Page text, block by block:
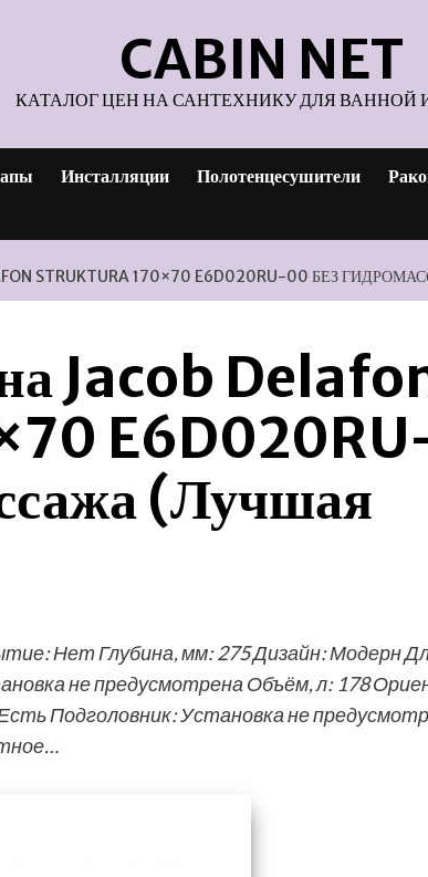
CABIN NET
КАТАЛОГ ЦЕН НА САНТЕХНИКУ ДЛЯ ВАННОЙ
Инсталляции Полотенцесушители
STRUKTURA 170×70 E6D020RU-00 БЕЗ
Jacob
(Лучшая
Нет Глубина, мм: 275 Дизайн: Модерн
не предусмотрена Объём, л: 178
Подголовник: Установка не